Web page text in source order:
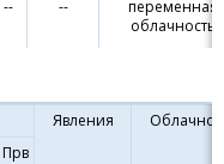
-- --
переменная
облачность
Явления
Прв